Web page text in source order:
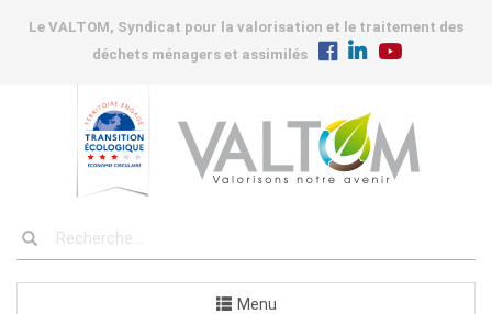
Le VALTOM, Syndicat pour la valorisation et le traitement des
déchets ménagers et assimilés
Menu